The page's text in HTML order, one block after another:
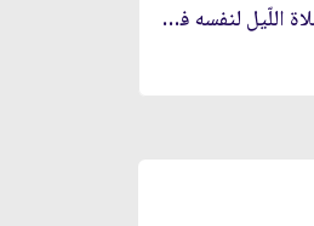
بعد الفراغ من صلاة اللّيل لنفسه في الاعتراف بالذنب